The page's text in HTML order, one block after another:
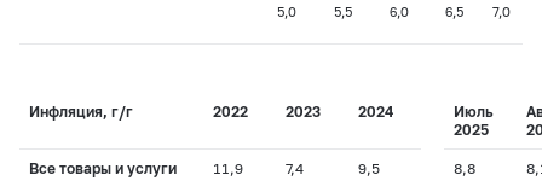
5,0 5,5 6,0 6,5 7,0
Инфляция, г/г 2022 2023 2024
Июль
2025
Все товары и услуги 11,9 7,4 9,5 8,8